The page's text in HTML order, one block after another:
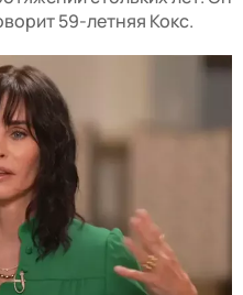
59-летняя Кокс.